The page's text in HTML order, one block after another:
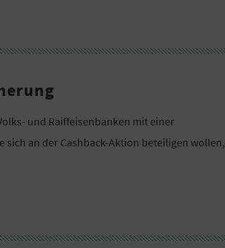
und Raiffeisenbanken mit einer
sich an der Cashback-Aktion beteiligen wollen,